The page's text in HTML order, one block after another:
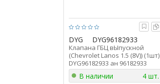
DYG DYG96182933
Клапана ГБЦ вЫпускной
(Chevrolet Lanos 1.5 (8V)) (1шт)
DYG96182933 ан 96182933
В наличии 4 шт.